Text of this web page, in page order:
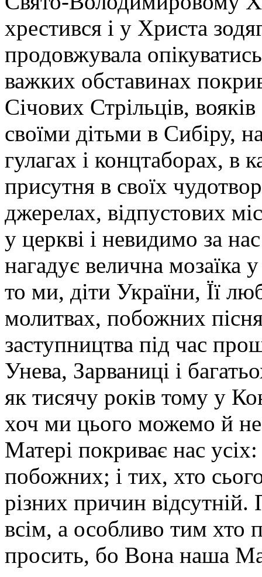
хрестився і у Христа
продовжувала
важких обставинах
Січових Стрільців,
своїми дітьми в Сибіру,
гулагах і концтаборах, в
присутня в своїх
джерелах, відпустових
у церкві і невидимо за
нагадує велична мозаїка
то ми, діти України, Її
молитвах, побожних
заступництва під час
Унева, Зарваниці і
як тисячу років тому у
хоч ми цього можемо й
Матері покриває нас
побожних; і тих, хто
різних причин
всім, а особливо тим хто
просить, бо Вона наша